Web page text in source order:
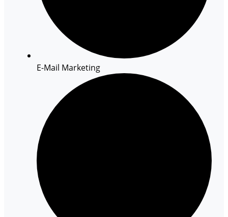
E-Mail Marketing